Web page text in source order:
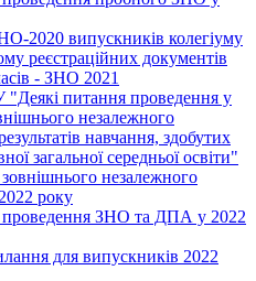
2020 випускників колегіуму
реєстраційних документів
- ЗНО 2021
питання проведення у
незалежного
навчання, здобутих
загальної середньої освіти"
незалежного
року
проведення ЗНО та ДПА у 2022
для випускників 2022